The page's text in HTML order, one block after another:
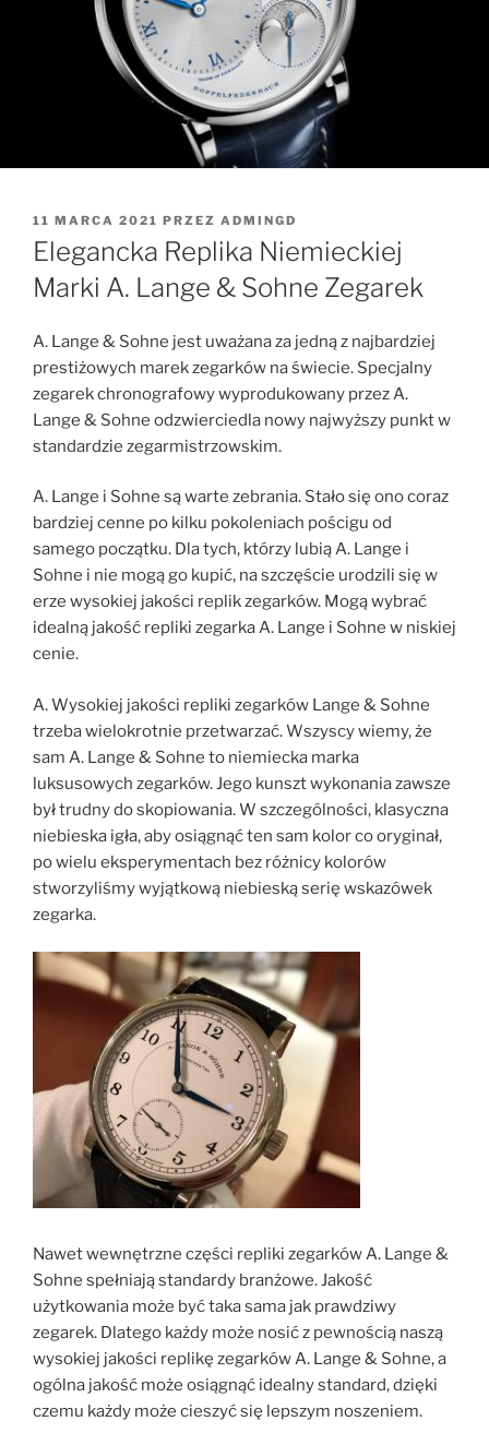
OPUBLIKOWANE
W
11 MARCA 2021 PRZEZ ADMINGD
Elegancka Replika Niemieckiej
Marki A. Lange & Sohne Zegarek
A. Lange & Sohne jest uważana za jedną z najbardziej
prestiżowych marek zegarków na świecie. Specjalny
zegarek chronografowy wyprodukowany przez A.
Lange & Sohne odzwierciedla nowy najwyższy punkt w
standardzie zegarmistrzowskim.
A. Lange i Sohne są warte zebrania. Stało się ono coraz
bardziej cenne po kilku pokoleniach pościgu od
samego początku. Dla tych, którzy lubią A. Lange i
Sohne i nie mogą go kupić, na szczęście urodzili się w
erze wysokiej jakości replik zegarków. Mogą wybrać
idealną jakość repliki zegarka A. Lange i Sohne w niskiej
cenie.
A. Wysokiej jakości repliki zegarków Lange & Sohne
trzeba wielokrotnie przetwarzać. Wszyscy wiemy, że
sam A. Lange & Sohne to niemiecka marka
luksusowych zegarków. Jego kunszt wykonania zawsze
był trudny do skopiowania. W szczególności, klasyczna
niebieska igła, aby osiągnąć ten sam kolor co oryginał,
po wielu eksperymentach bez różnicy kolorów
stworzyliśmy wyjątkową niebieską serię wskazówek
zegarka.
Nawet wewnętrzne części repliki zegarków A. Lange &
Sohne spełniają standardy branżowe. Jakość
użytkowania może być taka sama jak prawdziwy
zegarek. Dlatego każdy może nosić z pewnością naszą
wysokiej jakości replikę zegarków A. Lange & Sohne, a
ogólna jakość może osiągnąć idealny standard, dzięki
czemu każdy może cieszyć się lepszym noszeniem.